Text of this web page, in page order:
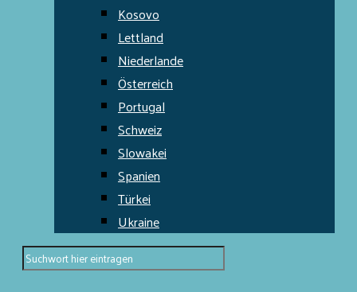
Kosovo
Lettland
Niederlande
Österreich
Portugal
Schweiz
Slowakei
Spanien
Türkei
Ukraine